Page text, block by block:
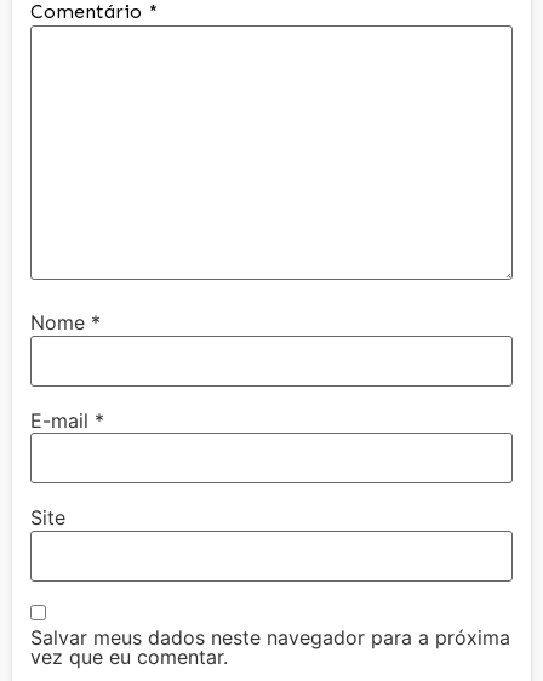
Comentário *
Nome *
E-mail *
Site
Salvar meus dados neste navegador para a próxima
vez que eu comentar.